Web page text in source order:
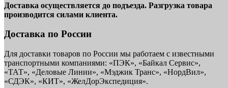
Доставка осуществляется до подъезда. Разгрузка товара
производится силами клиента.
Доставка по России
Для доставки товаров по России мы работаем с известными
транспортными компаниями: «ПЭК», «Байкал Сервис»,
«ТАТ», «Деловые Линии», «Мэджик Транс», «НордВил»,
«СДЭК», «КИТ», «ЖелДорЭкспедиция».